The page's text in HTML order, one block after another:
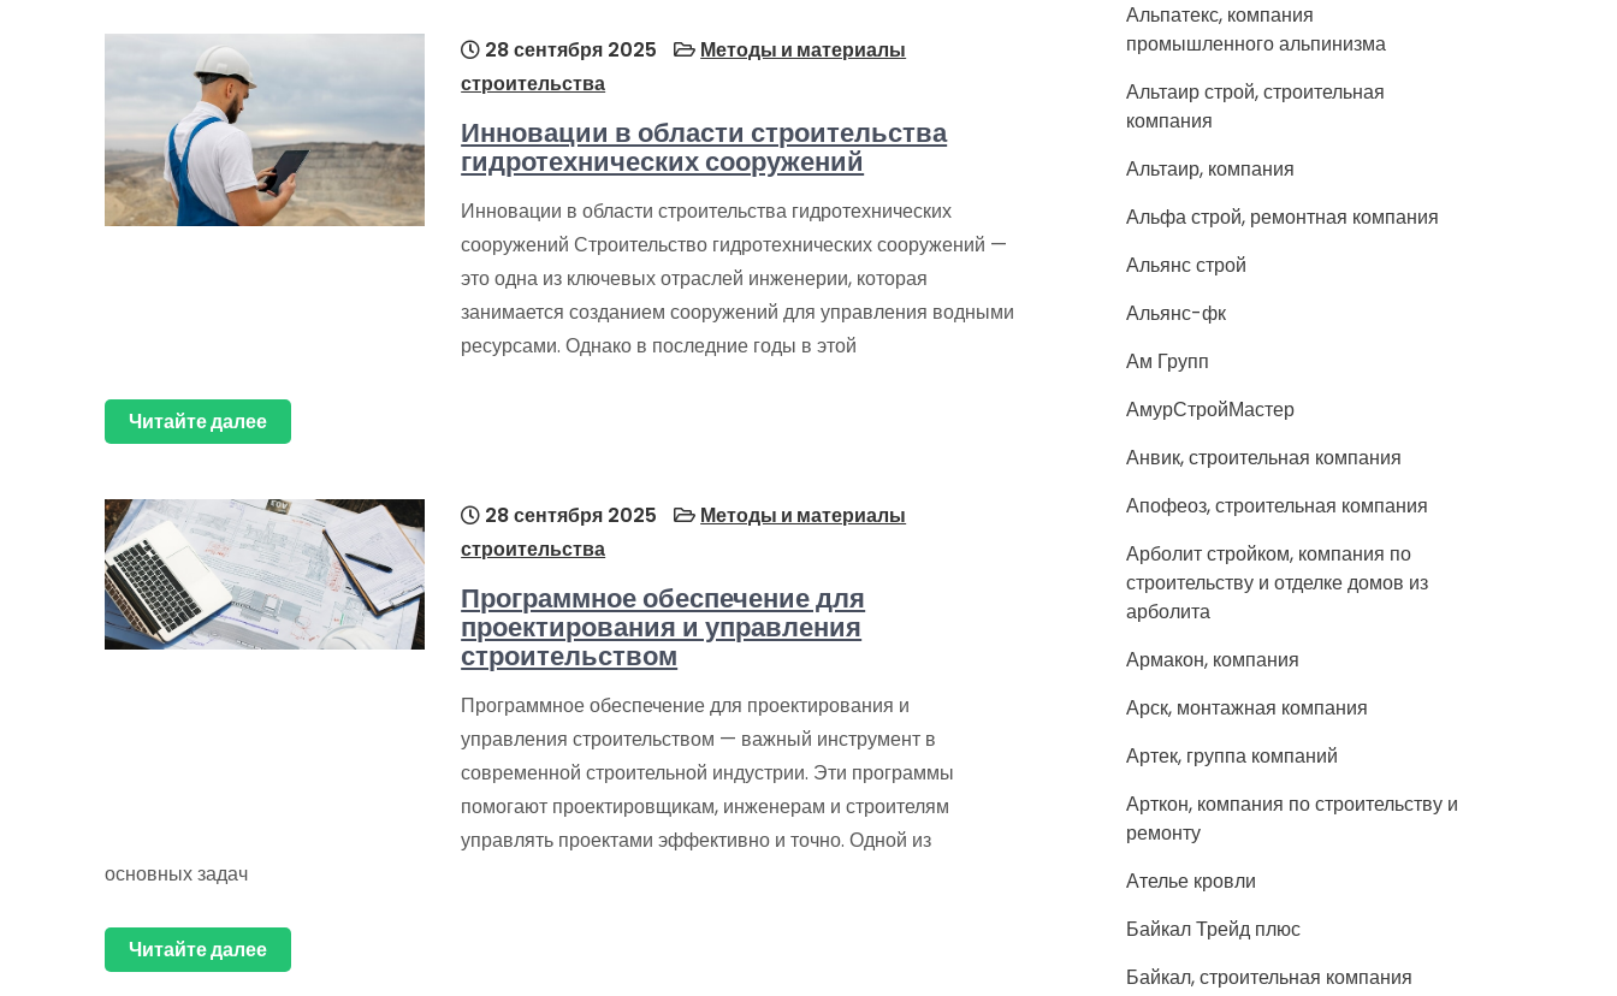
28 сентября 2025
Методы и материалы
строительства
Инновации в области строительства
гидротехнических сооружений
Инновации в области строительства гидротехнических
сооружений Строительство гидротехнических сооружений —
это одна из ключевых отраслей инженерии, которая
занимается созданием сооружений для управления водными
ресурсами. Однако в последние годы в этой
Читайте далее
28 сентября 2025
Методы и материалы
строительства
Программное обеспечение для
проектирования и управления
строительством
Программное обеспечение для проектирования и
управления строительством — важный инструмент в
современной строительной индустрии. Эти программы
помогают проектировщикам, инженерам и строителям
управлять проектами эффективно и точно. Одной из
основных задач
Читайте далее
Альпатекс, компания
промышленного альпинизма
Альтаир строй, строительная
компания
Альтаир, компания
Альфа строй, ремонтная компания
Альянс строй
Альянс-фк
Ам Групп
АмурСтройМастер
Анвик, строительная компания
Апофеоз, строительная компания
Арболит стройком, компания по
строительству и отделке домов из
арболита
Армакон, компания
Арск, монтажная компания
Артек, группа компаний
Арткон, компания по строительству и
ремонту
Ателье кровли
Байкал Трейд плюс
Байкал, строительная компания